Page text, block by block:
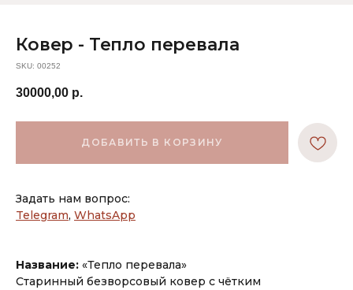
Ковер - Тепло перевала
SKU: 00252
30000,00 р.
ДОБАВИТЬ В КОРЗИНУ
Задать нам вопрос:
Telegram, WhatsApp
Название: «Тепло перевала»
Старинный безворсовый ковер с чётким